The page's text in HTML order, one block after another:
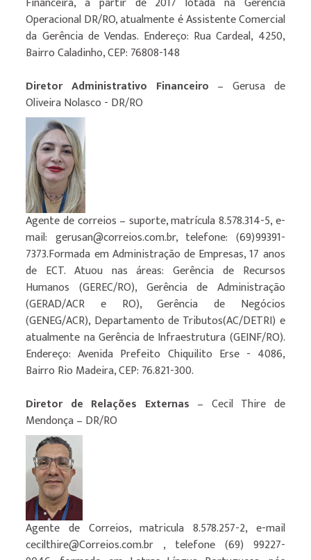
Operacional DR/RO, atualmente é Assistente Comercial
da Gerência de Vendas. Endereço: Rua Cardeal, 4250,
Bairro Caladinho, CEP: 76808-148
Diretor Administrativo Financeiro – Gerusa de
Oliveira Nolasco - DR/RO
Agente de correios – suporte, matrícula 8.578.314-5, e-
mail: gerusan@correios.com.br, telefone: (69)99391-
7373.Formada em Administração de Empresas, 17 anos
de ECT. Atuou nas áreas: Gerência de Recursos
Humanos (GEREC/RO), Gerência de Administração
(GERAD/ACR e RO), Gerência de Negócios
(GENEG/ACR), Departamento de Tributos(AC/DETRI) e
atualmente na Gerência de Infraestrutura (GEINF/RO).
Endereço: Avenida Prefeito Chiquilito Erse - 4086,
Bairro Rio Madeira, CEP: 76.821-300.
Diretor de Relações Externas – Cecil Thire de
Mendonça – DR/RO
Agente de Correios, matricula 8.578.257-2, e-mail
cecilthire@Correios.com.br , telefone (69) 99227-